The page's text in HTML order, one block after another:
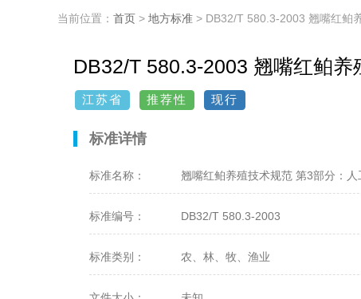
当前位置： 首页 > 地方标准 > DB32/T 580.3-2003 翘嘴红鲌
DB32/T 580.3-2003 翘嘴红鲌
江苏省 推荐性 现行
标准详情
标准名称： 翘嘴红鲌养殖技术规范 第3部分：人
标准编号： DB32/T 580.3-2003
标准类别： 农、林、牧、渔业